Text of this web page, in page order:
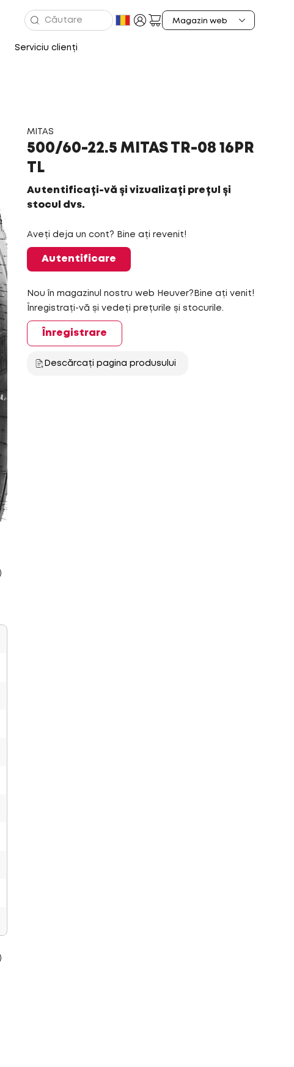
Serviciu clienți
MITAS
500/60-22.5 MITAS TR-08 16PR
TL
Autentificați-vă și vizualizați prețul și
stocul dvs.
Aveți deja un cont? Bine ați revenit!
Autentificare
Nou în magazinul nostru web Heuver?Bine ați venit!
Înregistrați-vă și vedeți prețurile și stocurile.
Înregistrare
Descărcați pagina produsului